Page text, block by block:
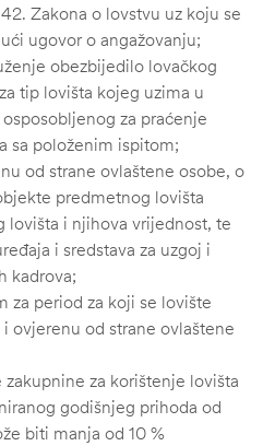
Zakona o lovstvu uz koju se
ugovor o angažovanju;
obezbijedilo lovačkog
tip lovišta kojeg uzima u
za praćenje
sa položenim ispitom;
od strane ovlaštene osobe, o
predmetnog lovišta
lovišta i njihova vrijednost, te
i sredstava za uzgoj i
kadrova;
za period za koji se lovište
ovjerenu od strane ovlaštene
za korištenje lovišta
godišnjeg prihoda od
biti manja od 10 %